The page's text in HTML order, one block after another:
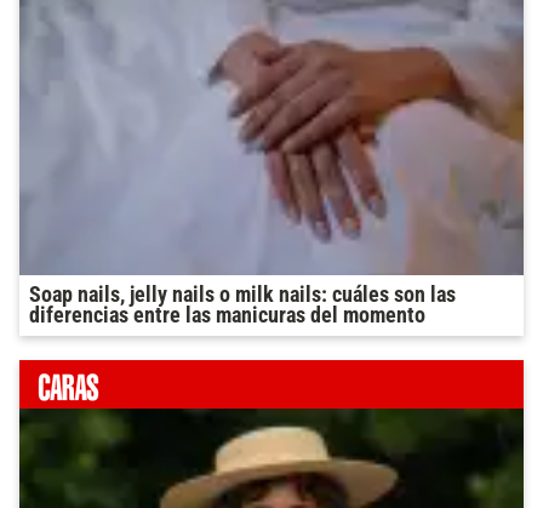
Soap nails, jelly nails o milk nails: cuáles son las
diferencias entre las manicuras del momento